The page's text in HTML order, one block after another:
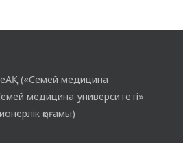
(«Семей медицина
медицина университеті»
қоғамы)